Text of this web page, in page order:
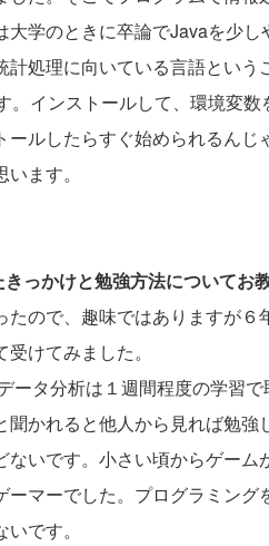
学のときに卒論でJavaを少
処理に向いている言語という
インストールして、環境変
ルしたらすぐ始められるん
ます。
っかけと勉強方法についてお教
ので、趣味ではありますが
けてみました。
タ分析は１週間程度の学習で
かれると他人から見れば勉
いです。小さい頃からゲー
マーでした。プログラミン
です。